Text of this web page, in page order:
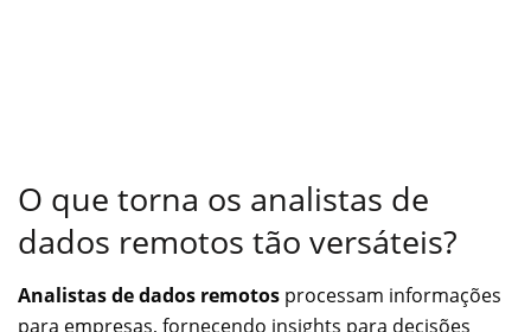
O que torna os analistas de
dados remotos tão versáteis?
Analistas de dados remotos processam informações
para empresas, fornecendo insights para decisões